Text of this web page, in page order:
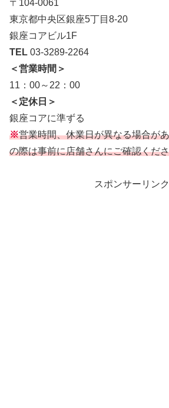
〒104-0061
東京都中央区銀座5丁目8-20
銀座コアビル1F
TEL 03-3289-2264
＜営業時間＞
11：00～22：00
＜定休日＞
銀座コアに準ずる
※営業時間、休業日が異なる場合が
の際は事前に店舗さんにご確認くだ
スポンサーリンク